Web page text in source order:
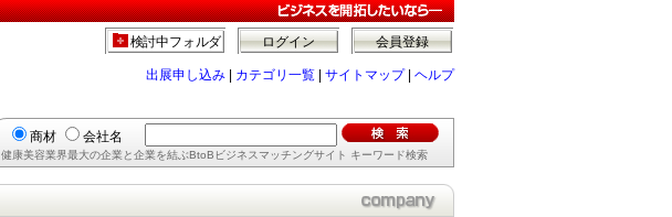
会員登録
ログイン
検討中フォルダ
出展申し込み カテゴリ一覧 サイトマップ| ヘルプ
商材 会社名
健康美容業界最大の企業と企業を結ぶBtoBビジネスマッチングサイト キーワード検索